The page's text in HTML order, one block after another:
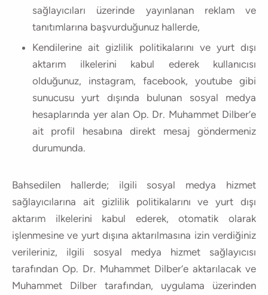
sağlayıcıları üzerinde yayınlanan reklam ve
tanıtımlarına başvurduğunuz hallerde,
Kendilerine ait gizlilik politikalarını ve yurt dışı
aktarım ilkelerini kabul ederek kullanıcısı
olduğunuz, instagram, facebook, youtube gibi
sunucusu yurt dışında bulunan sosyal medya
hesaplarında yer alan Op. Dr. Muhammet Dilber’e
ait profil hesabına direkt mesaj göndermeniz
durumunda.
Bahsedilen hallerde; ilgili sosyal medya hizmet
sağlayıcılarına ait gizlilik politikalarını ve yurt dışı
aktarım ilkelerini kabul ederek, otomatik olarak
işlenmesine ve yurt dışına aktarılmasına izin verdiğiniz
verileriniz, ilgili sosyal medya hizmet sağlayıcısı
tarafından Op. Dr. Muhammet Dilber’e aktarılacak ve
Muhammet Dilber tarafından, uygulama üzerinden